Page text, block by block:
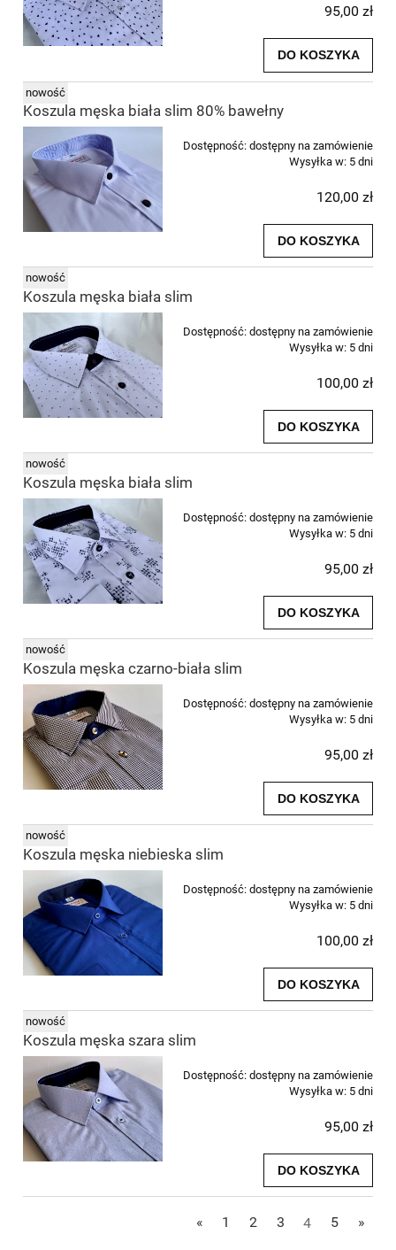
95,00 zł
DO KOSZYKA
Koszula męska biała slim 80% bawełny
Dostępność: dostępny na zamówienie
Wysyłka w: 5 dni
120,00 zł
DO KOSZYKA
nowość
Koszula męska biała slim
Dostępność: dostępny na zamówienie
Wysyłka w: 5 dni
100,00 zł
DO KOSZYKA
nowość
Koszula męska biała slim
Dostępność: dostępny na zamówienie
Wysyłka w: 5 dni
95,00 zł
DO KOSZYKA
nowość
Koszula męska czarno-biała slim
Dostępność: dostępny na zamówienie
Wysyłka w: 5 dni
95,00 zł
DO KOSZYKA
nowość
Koszula męska niebieska slim
Dostępność: dostępny na zamówienie
Wysyłka w: 5 dni
100,00 zł
DO KOSZYKA
nowość
Koszula męska szara slim
Dostępność: dostępny na zamówienie
Wysyłka w: 5 dni
95,00 zł
DO KOSZYKA
nowość
« 1 2 3 4 5 »